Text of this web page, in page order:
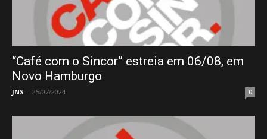
“Café com o Sincor” estreia em 06/08, em
Novo Hamburgo
JNS - 25/07/2024 0